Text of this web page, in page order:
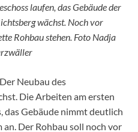
laufen, das Gebäude der
wächst. Noch vor
Rohbau stehen. Foto Nadja
Neubau des
Die Arbeiten am ersten
das Gebäude nimmt deutlich
Der Rohbau soll noch vor